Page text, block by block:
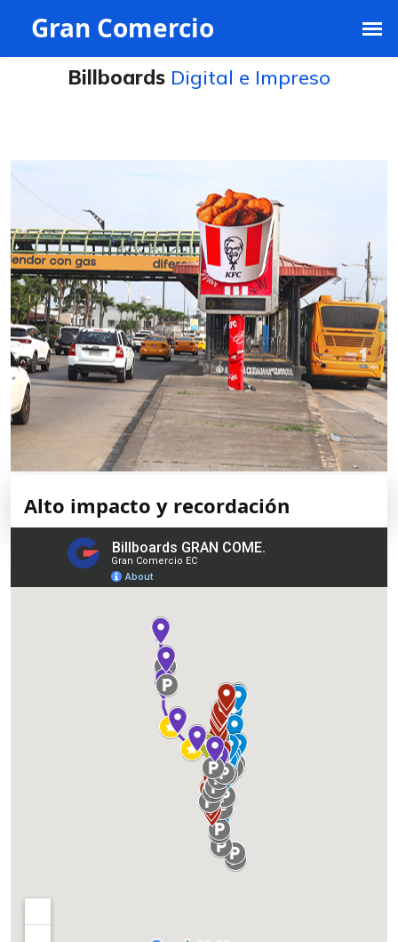
ventas@grancomercio.com.ec
Billboards Digital e Impreso
Alto impacto y recordación